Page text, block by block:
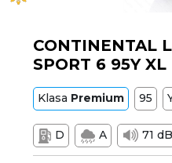
CONTINENTAL
SPORT 6 95Y
Klasa Premium 95
D A 71 dB